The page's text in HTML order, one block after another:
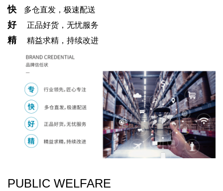
快 多仓直发，极速配送
好 正品好货，无忧服务
精 精益求精，持续改进
PUBLIC WELFARE